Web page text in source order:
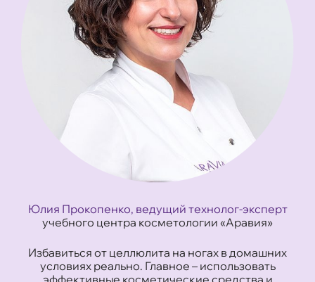
Юлия Прокопенко, ведущий технолог-эксперт
учебного центра косметологии «Аравия»
Избавиться от целлюлита на ногах в домашних
условиях реально. Главное – использовать
эффективные косметические средства и